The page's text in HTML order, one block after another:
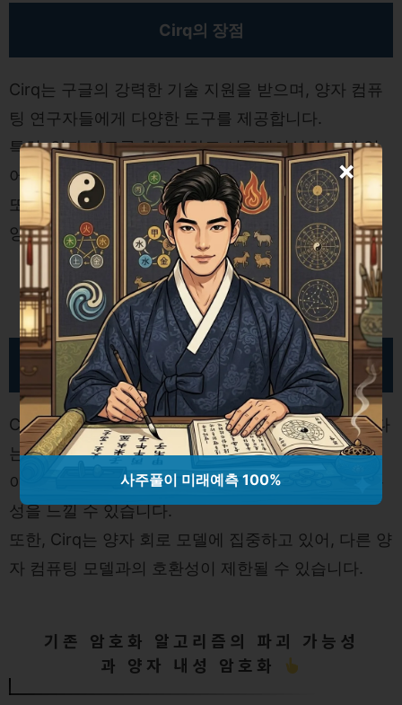
Cirq의 장점
Cirq는 구글의 강력한 기술 지원을 받으며, 양자 컴퓨
팅 연구자들에게 다양한 도구를 제공합니다.
특히, 양자 회로를 최적화하고 시뮬레이션하는 데 있
어 **우수한 성능**을 자랑합니다.
또한, 구글의 지속적인 업데이트와 지원 덕분에 최신
양자 기술에 빠르게 접근할 수 있습니다.
Cirq의 단점
Cirq의 단점은 주로 구글의 양자 하드웨어에 의존한다
는 점입니다.
이로 인해, 일부 사용자는 구글의 플랫폼에 대한 종속
성을 느낄 수 있습니다.
또한, Cirq는 양자 회로 모델에 집중하고 있어, 다른 양
자 컴퓨팅 모델과의 호환성이 제한될 수 있습니다.
기존 암호화 알고리즘의 파괴 가능성
과 양자 내성 암호화
×
사주풀이 미래예측 100%